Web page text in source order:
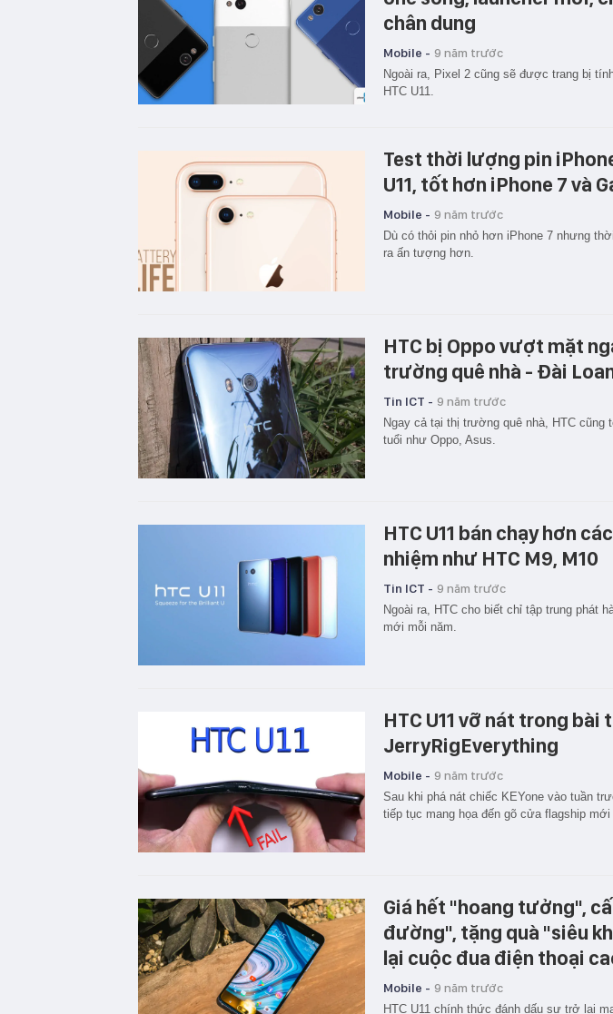
chân dung
Mobile - 9 năm trước
Ngoài ra, Pixel 2 cũng sẽ được trang bị
HTC U11.
Test thời lượng pin
U11, tốt hơn iPhone 7 và
Mobile - 9 năm trước
Dù có thỏi pin nhỏ hơn iPhone 7 nhưng
ra ấn tượng hơn.
HTC bị Oppo vượt mặt
trường quê nhà - Đài
Tin ICT - 9 năm trước
Ngay cả tại thị trường quê nhà, HTC cũng
tuổi như Oppo, Asus.
HTC U11 bán chạy hơn
nhiệm như HTC M9, M10
Tin ICT - 9 năm trước
Ngoài ra, HTC cho biết chỉ tập trung phát
mới mỗi năm.
HTC U11 vỡ nát trong bài
JerryRigEverything
Mobile - 9 năm trước
Sau khi phá nát chiếc KEYone vào tuần
tiếp tục mang họa đến gõ cửa flagship mới
Giá hết "hoang tưởng",
đường", tặng quà "siêu
lại cuộc đua điện thoại
Mobile - 9 năm trước
HTC U11 chính thức đánh dấu sự trở lại